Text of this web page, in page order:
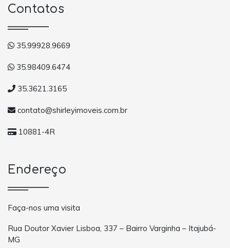
Contatos
35.99928.9669
35.98409.6474
35.3621.3165
contato@shirleyimoveis.com.br
10881-4R
Endereço
Faça-nos uma visita
Rua Doutor Xavier Lisboa, 337 – Bairro Varginha – Itajubá-
MG